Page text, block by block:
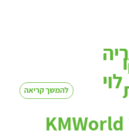
לוי
להמשך קריאה
סיכום כנס KMWorld